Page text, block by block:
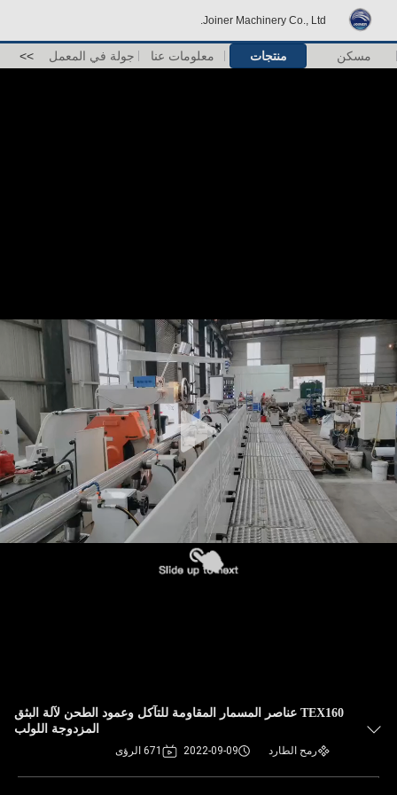
Joiner Machinery Co., Ltd.
مسكن منتجات معلومات عنا جولة في المعمل >>
TEX160 عناصر المسمار المقاومة للتآكل وعمود الطحن لآلة البثق
المزدوجة اللولب
رمح الطارد 2022-09-09 671 الرؤى